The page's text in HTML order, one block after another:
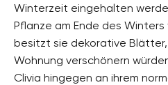
Winterzeit eingehalten
Pflanze am Ende des
besitzt sie dekorative
Wohnung verschönern
Clivia hingegen an ihrem